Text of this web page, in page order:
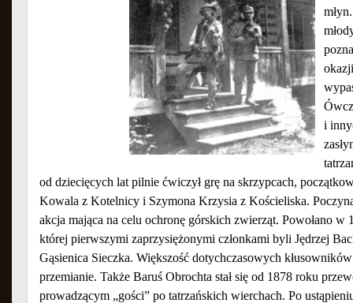
i
od dziecięcych lat pilnie ćwiczył grę na skrzypcach,
Kowala z Kotelnicy i Szymona Krzysia z Kościeliska.
akcja mająca na celu ochronę górskich zwierząt. Powołano
której pierwszymi zaprzysiężonymi członkami byli Jędrzej
Gąsienica Sieczka. Większość dotychczasowych
przemianie. Także Baruś Obrochta stał się od 1878 roku
prowadzącym „gości” po tatrzańskich wierchach. Po